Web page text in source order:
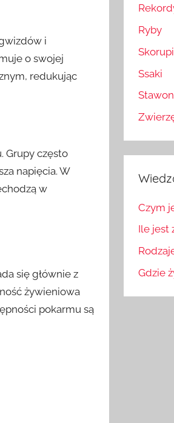
i
o swojej
redukując
Grupy często
napięcia. W
w
się głównie z
żywieniowa
pokarmu są
Ryby
Ssaki
Czym
Ile jest
Gdzie